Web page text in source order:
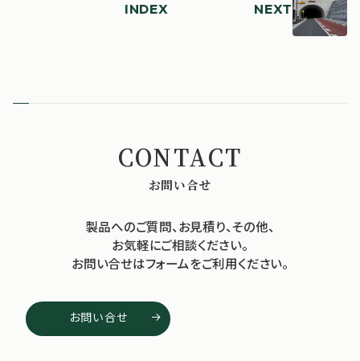
INDEX NEXT
お問い合せ
製品へのご質問、お見積り、その他、
お気軽にご相談ください。
お問い合せはフォームをご利用ください。
お問い合せ